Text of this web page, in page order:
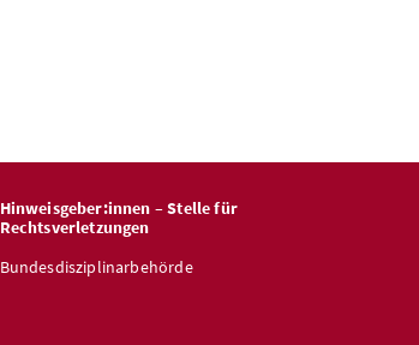
Hinweisgeber:innen – Stelle für
Rechtsverletzungen
Bundesdisziplinarbehörde